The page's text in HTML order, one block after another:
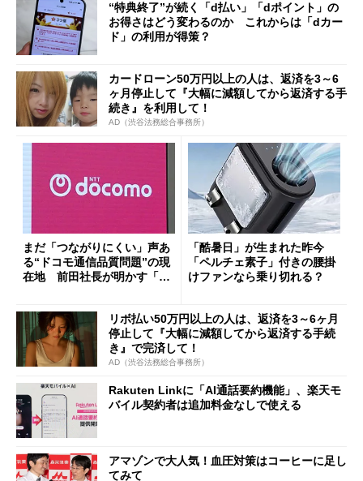
“特典終了”が続く「d払い」「dポイント」の
お得さはどう変わるのか これからは「dカー
ド」の利用が得策？
カードローン50万円以上の人は、返済を3～6
ヶ月停止して『大幅に減額してから返済する手
続き』を利用して！
AD（渋谷法務総合事務所）
まだ「つながりにくい」声あ
る“ドコモ通信品質問題”の現
在地 前田社長が明かす「道
「酷暑日」が生まれた昨今
「ペルチェ素子」付きの腰掛
けファンなら乗り切れる？
リボ払い50万円以上の人は、返済を3～6ヶ月
停止して『大幅に減額してから返済する手続
き』で完済して！
AD（渋谷法務総合事務所）
Rakuten Linkに「AI通話要約機能」、楽天モ
バイル契約者は追加料金なしで使える
アマゾンで大人気！血圧対策はコーヒーに足し
てみて